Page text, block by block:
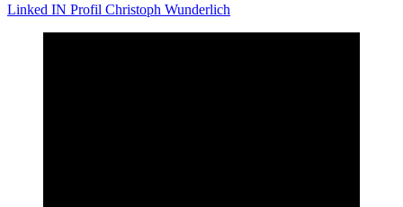
Linked IN Profil Christoph Wunderlich